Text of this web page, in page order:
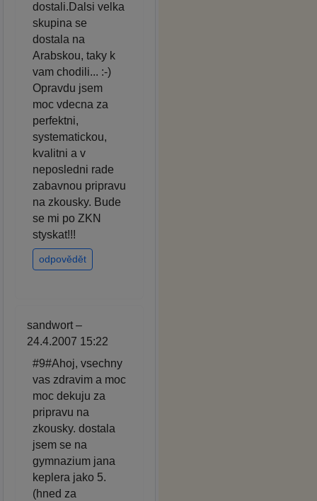
dostali.Dalsi velka
skupina se
dostala na
Arabskou, taky k
vam chodili... :-)
Opravdu jsem
moc vdecna za
perfektni,
systematickou,
kvalitni a v
neposledni rade
zabavnou pripravu
na zkousky. Bude
se mi po ZKN
styskat!!!
odpovědět
sandwort –
24.4.2007 15:22
#9#Ahoj, vsechny
vas zdravim a moc
moc dekuju za
pripravu na
zkousky. dostala
jsem se na
gymnazium jana
keplera jako 5.
(hned za